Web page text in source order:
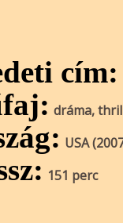
cím:
dráma,
USA
151 perc